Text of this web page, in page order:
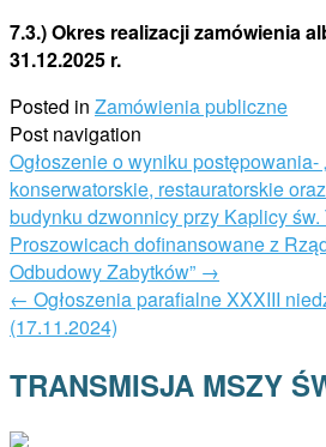
7.3.) Okres realizacji zamówienia
31.12.2025 r.
Posted in Zamówienia publiczne
Post navigation
Ogłoszenie o wyniku postępowania-
konserwatorskie, restauratorskie
budynku dzwonnicy przy Kaplicy św.
Proszowicach dofinansowane z
Odbudowy Zabytków” →
← Ogłoszenia parafialne XXXIII
(17.11.2024)
TRANSMISJA MSZY